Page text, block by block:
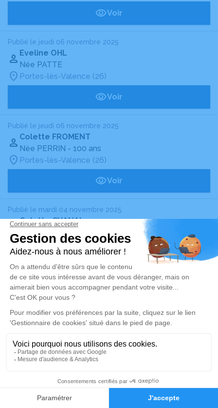
Voir
Publié le jeudi 06 novembre 2025
Eveline OHL
Née PATTE
Portes-lès-Valence (26)
Voir
Publié le jeudi 06 novembre 2025
Colette FROMENT
Née PERRIN - 100 ans
Portes-lès-Valence (26)
Voir
Publié le mardi 04 novembre 2025
Colette CHANAL
Née BUIS
- 88 ans
Portes-lès-Valence (26)
Voir
Publié le dimanche 02 novembre 2025
Joseph MORENO
86 ans
Portes-lès-Valence (26)
Voir
Publié le dimanche 02 novembre 2025
75 ans
Alerte décès 26